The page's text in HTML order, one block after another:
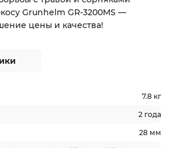
Grunhelm GR-3200MS —
цены и качества!
7.8 кг
2 года
28 мм